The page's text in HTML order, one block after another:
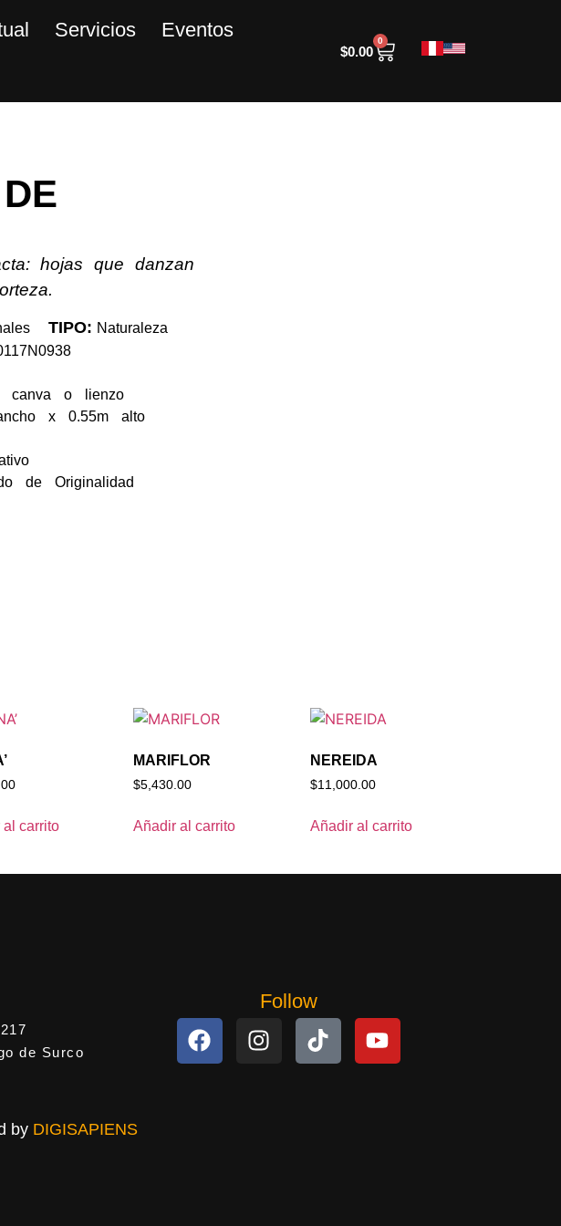
Servicios
Eventos
$0.00
0
hojas que danzan
TIPO: Naturaleza
canva o lienzo
x 0.55m alto
de Originalidad
carrito
MARIFLOR
$5,430.00
Añadir al carrito
NEREIDA
$11,000.00
Añadir al carrito
de Surco
Follow
by DIGISAPIENS